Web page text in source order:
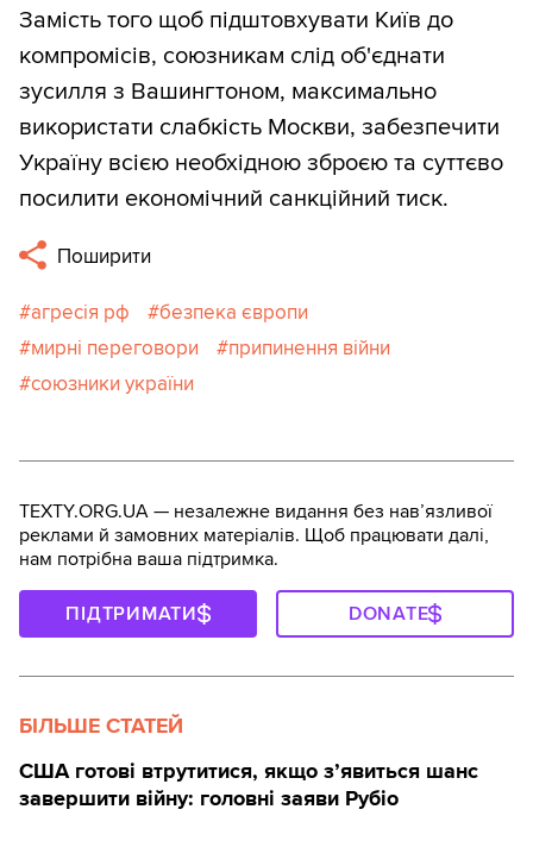
Замість того щоб підштовхувати Київ до
компромісів, союзникам слід об'єднати
зусилля з Вашингтоном, максимально
використати слабкість Москви, забезпечити
Україну всією необхідною зброєю та суттєво
посилити економічний санкційний тиск.
Поширити
агресія рф
безпека європи
мирні переговори
припинення війни
союзники україни
TEXTY.ORG.UA — незалежне видання без навʼязливої
реклами й замовних матеріалів. Щоб працювати далі,
нам потрібна ваша підтримка.
ПІДТРИМАТИ DONATE
БІЛЬШЕ СТАТЕЙ
США готові втрутитися, якщо з’явиться шанс
завершити війну: головні заяви Рубіо